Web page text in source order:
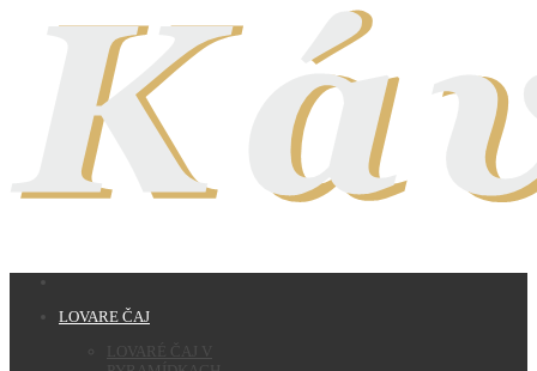
LOVARE ČAJ
LOVARÉ ČAJ V